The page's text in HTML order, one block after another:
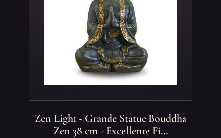
Zen Light - Grande Statue Bouddha
Zen 38 cm - Excellente Fi…